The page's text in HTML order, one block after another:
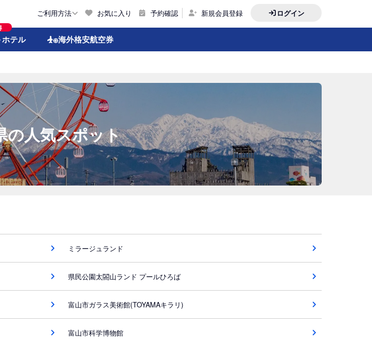
ご利用方法 お気に入り 予約確認 新規会員登録 ログイン
ホテル 海外格安航空券
の人気スポット
ミラージュランド
県民公園太閤山ランド プールひろば
富山市ガラス美術館(TOYAMAキラリ)
富山市科学博物館